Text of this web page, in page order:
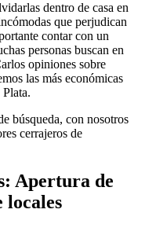
dentro de casa en
que perjudican
contar con un
personas buscan en
opiniones sobre
las más económicas
búsqueda, con nosotros
cerrajeros de
Apertura de
locales